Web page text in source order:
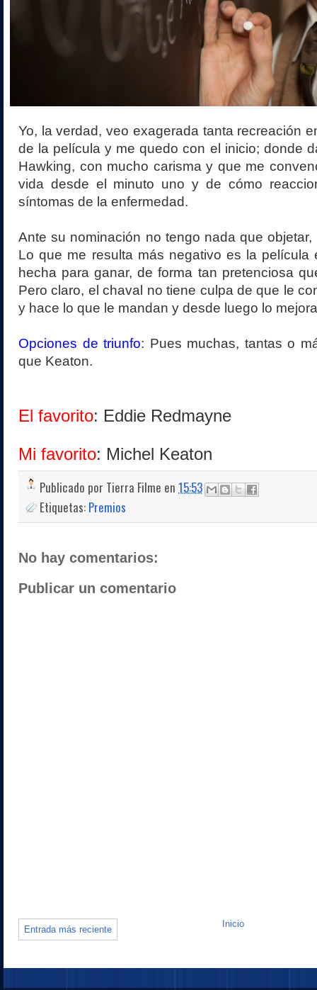
Yo, la verdad, veo exagerada tanta recreación
de la película y me quedo con el inicio; donde
Hawking, con mucho carisma y que me
vida desde el minuto uno y de cómo
síntomas de la enfermedad.
Ante su nominación no tengo nada que
Lo que me resulta más negativo es la película
hecha para ganar, de forma tan pretenciosa
Pero claro, el chaval no tiene culpa de que le
y hace lo que le mandan y desde luego lo
Opciones de triunfo: Pues muchas, tantas o
que Keaton.
El favorito: Eddie Redmayne
Mi favorito: Michel Keaton
Publicado por Tierra Filme en 15:53
Etiquetas: Premios
No hay comentarios:
Publicar un comentario
Entrada más reciente
Inicio